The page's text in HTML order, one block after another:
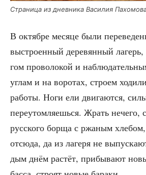
Стра­ни­ца из днев­ни­ка Васи­лия
В октяб­ре меся­це были
выстро­ен­ный дере­вян­ный
гом про­во­ло­кой и
углам и на воро­тах, стро­ем
рабо­ты. Ноги ели дви­га­ют­ся,
пере­утом­ля­ешь­ся. Жрать нече­го,
рус­ско­го бор­ща с ржа­ным
отсю­да, да из лаге­ря не
дым днём рас­тёт, при­бы­ва­ют